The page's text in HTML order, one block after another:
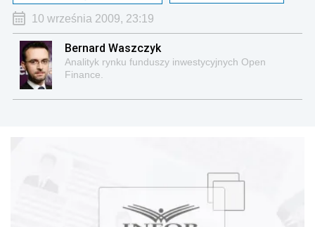
10 września 2009, 23:19
Bernard Waszczyk
Analityk rynku funduszy inwestycyjnych Open
Finance.